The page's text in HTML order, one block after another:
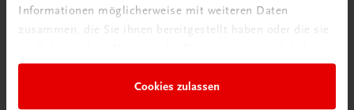
Informationen möglicherweise mit weiteren Daten
zusammen, die Sie ihnen bereitgestellt haben oder die sie
Cookies zulassen
mehr erfahren